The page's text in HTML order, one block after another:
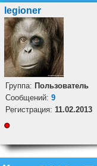
legioner
Группа: Пользователь
Cообщений: 9
Регистрация: 11.02.2013